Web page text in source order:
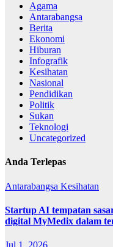
Agama
Antarabangsa
Berita
Ekonomi
Hiburan
Infografik
Kesihatan
Nasional
Pendidikan
Politik
Sukan
Teknologi
Uncategorized
Anda Terlepas
Antarabangsa Kesihatan
Startup AI tempatan
digital MyMedix dalam
Jul 1, 2026